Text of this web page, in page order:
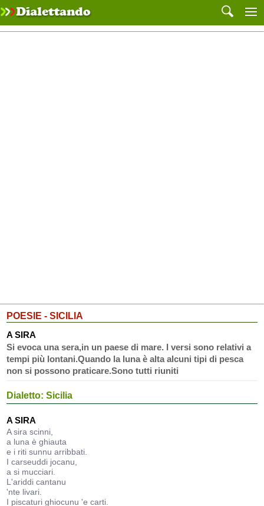
POESIE - SICILIA
A SIRA
Si evoca una sera,in un paese di mare. I versi sono relativi a
tempi più lontani.Quando la luna è alta alcuni tipi di pesca
non si possono praticare.Sono tutti riuniti
Dialetto: Sicilia
A SIRA
A sira scinni,
a luna è ghiauta
e i riti sunnu arribbati.
I carseuddi jocanu,
a si mucciari.
L'ariddi cantanu
'nte livari.
I piscaturi ghiocunu 'e carti.